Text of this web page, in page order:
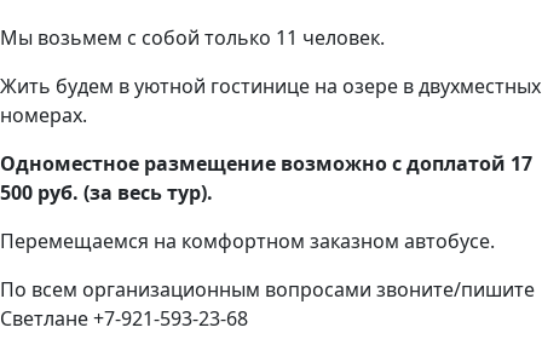
Мы возьмем с собой только 11 человек.
Жить будем в уютной гостинице на озере в двухместных
номерах.
Одноместное размещение возможно с доплатой 17
500 руб. (за весь тур).
Перемещаемся на комфортном заказном автобусе.
По всем организационным вопросами звоните/пишите
Светлане +7-921-593-23-68